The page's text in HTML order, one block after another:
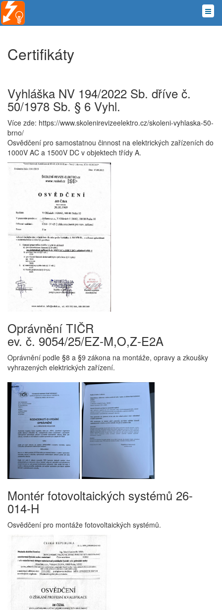
Certifikáty
Vyhláška NV 194/2022 Sb. dříve č.
50/1978 Sb. § 6 Vyhl.
Více zde: https://www.skolenirevizeelektro.cz/skoleni-vyhlaska-50-
brno/
Osvědčení pro samostatnou činnost na elektrických zařízeních do
1000V AC a 1500V DC v objektech třídy A.
Oprávnění TIČR
ev. č. 9054/25/EZ-M,O,Z-E2A
Oprávnění podle §8 a §9 zákona na montáže, opravy a zkoušky
vyhrazených elektrických zařízení.
Montér fotovoltaických systémů 26-
014-H
Osvědčení pro montáže fotovoltaických systémů.